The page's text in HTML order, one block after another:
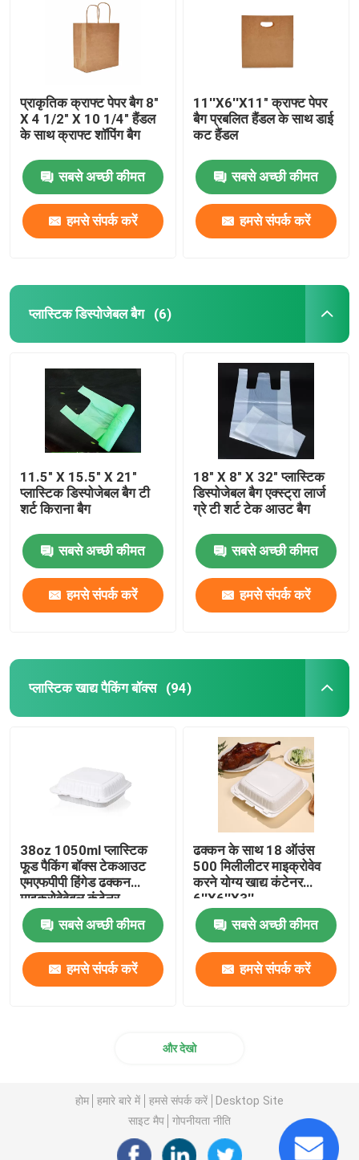
प्राकृतिक क्राफ्ट पेपर बैग 8"
X 4 1/2" X 10 1/4" हैंडल
के साथ क्राफ्ट शॉपिंग बैग
सबसे अच्छी कीमत
हमसे संपर्क करें
11''X6''X11" क्राफ्ट पेपर
बैग प्रबलित हैंडल के साथ डाई
कट हैंडल
सबसे अच्छी कीमत
हमसे संपर्क करें
प्लास्टिक डिस्पोजेबल बैग (6)
11.5" X 15.5" X 21"
प्लास्टिक डिस्पोजेबल बैग टी
शर्ट किराना बैग
सबसे अच्छी कीमत
हमसे संपर्क करें
18" X 8" X 32" प्लास्टिक
डिस्पोजेबल बैग एक्स्ट्रा लार्ज
ग्रे टी शर्ट टेक आउट बैग
सबसे अच्छी कीमत
हमसे संपर्क करें
प्लास्टिक खाद्य पैकिंग बॉक्स (94)
38oz 1050ml प्लास्टिक
फूड पैकिंग बॉक्स टेकआउट
एमएफपीपी हिंगेड ढक्कन
माइक्रोवेवेबल कंटेनर
9''X9''X2.8''
सबसे अच्छी कीमत
हमसे संपर्क करें
ढक्कन के साथ 18 ऑउंस
500 मिलीलीटर माइक्रोवेव
करने योग्य खाद्य कंटेनर
6''X6''X3''
सबसे अच्छी कीमत
हमसे संपर्क करें
और देखो
होम हमारे बारे में हमसे संपर्क करें
Desktop Site
साइट मैप
गोपनीयता नीति